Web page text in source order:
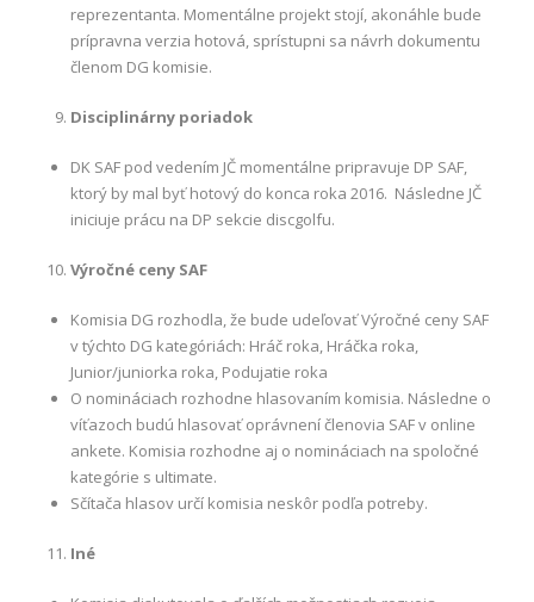
reprezentanta. Momentálne projekt stojí, akonáhle bude
prípravna verzia hotová, sprístupni sa návrh dokumentu
členom DG komisie.
Disciplinárny poriadok
DK SAF pod vedením JČ momentálne pripravuje DP SAF,
ktorý by mal byť hotový do konca roka 2016. Následne JČ
iniciuje prácu na DP sekcie discgolfu.
Výročné ceny SAF
Komisia DG rozhodla, že bude udeľovať Výročné ceny SAF
v týchto DG kategóriách: Hráč roka, Hráčka roka,
Junior/juniorka roka, Podujatie roka
O nomináciach rozhodne hlasovaním komisia. Následne o
víťazoch budú hlasovať oprávnení členovia SAF v online
ankete. Komisia rozhodne aj o nomináciach na spoločné
kategórie s ultimate.
Sčítača hlasov určí komisia neskôr podľa potreby.
Iné